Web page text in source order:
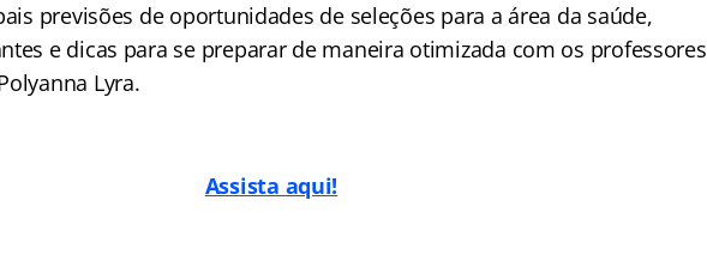
previsões de oportunidades de seleções para a área da saúde,
e dicas para se preparar de maneira otimizada com os professores
Lyra.
Assista aqui!